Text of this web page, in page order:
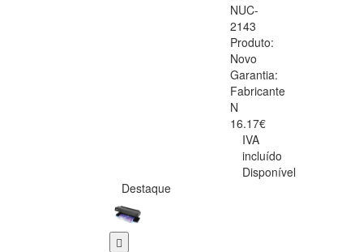
NUC-
2143
Produto:
Novo
Garantia:
Fabricante
N
16.17€
IVA
incluído
Disponível
Destaque